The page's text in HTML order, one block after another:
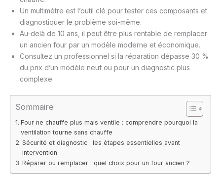
Un multimètre est l’outil clé pour tester ces composants et
diagnostiquer le problème soi-même.
Au-delà de 10 ans, il peut être plus rentable de remplacer
un ancien four par un modèle moderne et économique.
Consultez un professionnel si la réparation dépasse 30 %
du prix d’un modèle neuf ou pour un diagnostic plus
complexe.
Sommaire
Four ne chauffe plus mais ventile : comprendre pourquoi la
ventilation tourne sans chauffe
Sécurité et diagnostic : les étapes essentielles avant
intervention
Réparer ou remplacer : quel choix pour un four ancien ?